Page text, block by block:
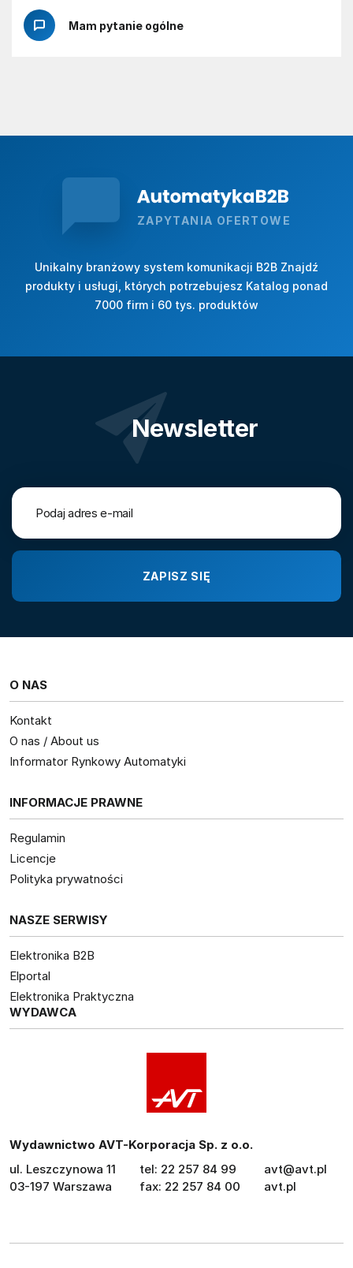
Mam pytanie ogólne
ZAPYTANIA OFERTOWE
Unikalny branżowy system komunikacji B2B Znajdź
produkty i usługi, których potrzebujesz Katalog ponad
7000 firm i 60 tys. produktów
Newsletter
O NAS
Kontakt
O nas / About us
Informator Rynkowy Automatyki
INFORMACJE PRAWNE
Regulamin
Licencje
Polityka prywatności
NASZE SERWISY
Elektronika B2B
Elportal
Elektronika Praktyczna
WYDAWCA
Wydawnictwo AVT-Korporacja Sp. z o.o.
ul. Leszczynowa 11
03-197 Warszawa
tel: 22 257 84 99
fax: 22 257 84 00
avt@avt.pl
avt.pl